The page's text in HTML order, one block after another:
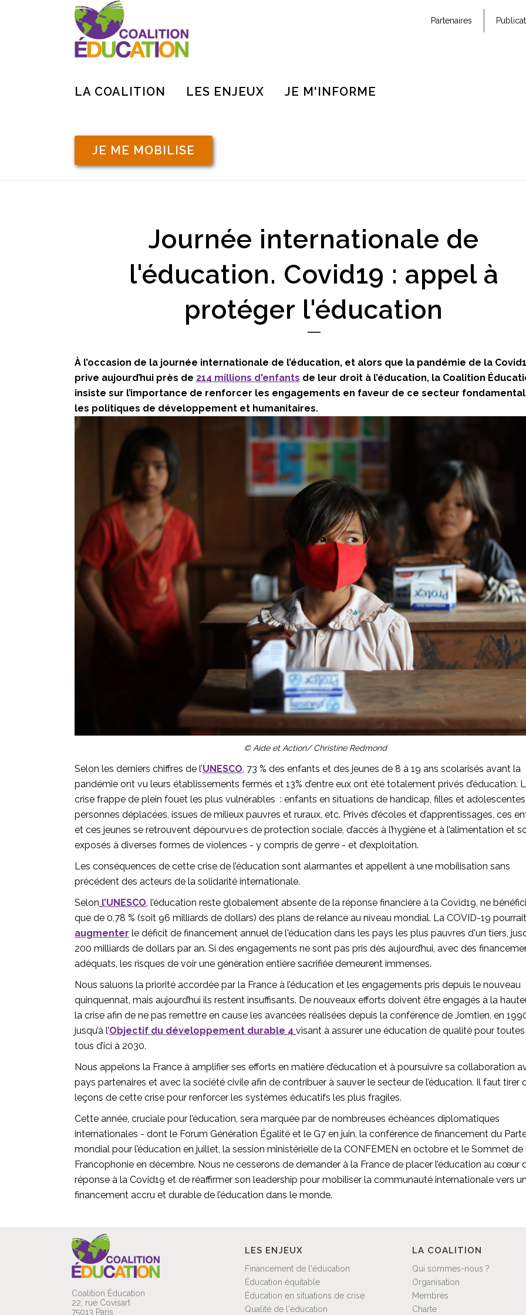
Partenaires
LA COALITION LES ENJEUX JE M'INFORME
JE ME MOBILISE
Journée internationale de
l'éducation. Covid19 : appel à
protéger l'éducation
À l’occasion de la journée internationale de l’éducation, et alors que la pandémie de la
prive aujourd’hui près de 214 millions d'enfants de leur droit à l’éducation, la Coalition
insiste sur l’importance de renforcer les engagements en faveur de ce secteur
les politiques de développement et humanitaires.
© Aide et Action/ Christine Redmond
Selon les derniers chiffres de l’UNESCO , 73 % des enfants et des jeunes de 8 à 19 ans scolarisés avant la
pandémie ont vu leurs établissements fermés et 13% d’entre eux ont été totalement privés d’éducation.
crise frappe de plein fouet les plus vulnérables : enfants en situations de handicap, filles et
personnes déplacées, issues de milieux pauvres et ruraux, etc. Privés d’écoles et d’apprentissages, ces
et ces jeunes se retrouvent dépourvu·e·s de protection sociale, d’accès à l’hygiène et à l’alimentation et
exposés à diverses formes de violences - y compris de genre - et d’exploitation.
Les conséquences de cette crise de l’éducation sont alarmantes et appellent à une mobilisation sans
précédent des acteurs de la solidarité internationale.
Selon l’UNESCO , l’éducation reste globalement absente de la réponse financière à la Covid19, ne
que de 0,78 % (soit 96 milliards de dollars) des plans de relance au niveau mondial. La COVID-19 pourrait
augmenter le déficit de financement annuel de l'éducation dans les pays les plus pauvres d'un tiers,
200 milliards de dollars par an. Si des engagements ne sont pas pris dès aujourd’hui, avec des
adéquats, les risques de voir une génération entière sacrifiée demeurent immenses.
Nous saluons la priorité accordée par la France à l’éducation et les engagements pris depuis le nouveau
quinquennat, mais aujourd’hui ils restent insuffisants. De nouveaux efforts doivent être engagés à la
la crise afin de ne pas remettre en cause les avancées réalisées depuis la conférence de Jomtien, en
jusqu’à l’Objectif du développement durable 4 visant à assurer une éducation de qualité pour
tous d’ici à 2030.
Nous appelons la France à amplifier ses efforts en matière d’éducation et à poursuivre sa collaboration
pays partenaires et avec la société civile afin de contribuer à sauver le secteur de l’éducation. Il faut tirer
leçons de cette crise pour renforcer les systèmes éducatifs les plus fragiles.
Cette année, cruciale pour l’éducation, sera marquée par de nombreuses échéances diplomatiques
internationales - dont le Forum Génération Égalité et le G7 en juin, la conférence de financement du
mondial pour l’éducation en juillet, la session ministérielle de la CONFEMEN en octobre et le Sommet de
Francophonie en décembre. Nous ne cesserons de demander à la France de placer l’éducation au cœur
réponse à la Covid19 et de réaffirmer son leadership pour mobiliser la communauté internationale vers
financement accru et durable de l’éducation dans le monde.
Coalition Éducation
22, rue Covisart
75013 Paris
LES ENJEUX
Financement de l'éducation
Éducation équitable
Éducation en situations de crise
Qualité de l'éducation
LA COALITION
Qui sommes-nous ?
Organisation
Membres
Charte